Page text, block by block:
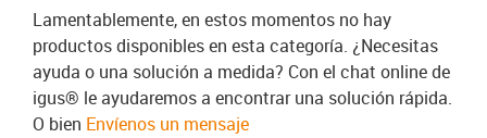
Lamentablemente, en estos momentos no hay
productos disponibles en esta categoría. ¿Necesitas
ayuda o una solución a medida? Con el chat online de
igus® le ayudaremos a encontrar una solución rápida.
O bien Envíenos un mensaje